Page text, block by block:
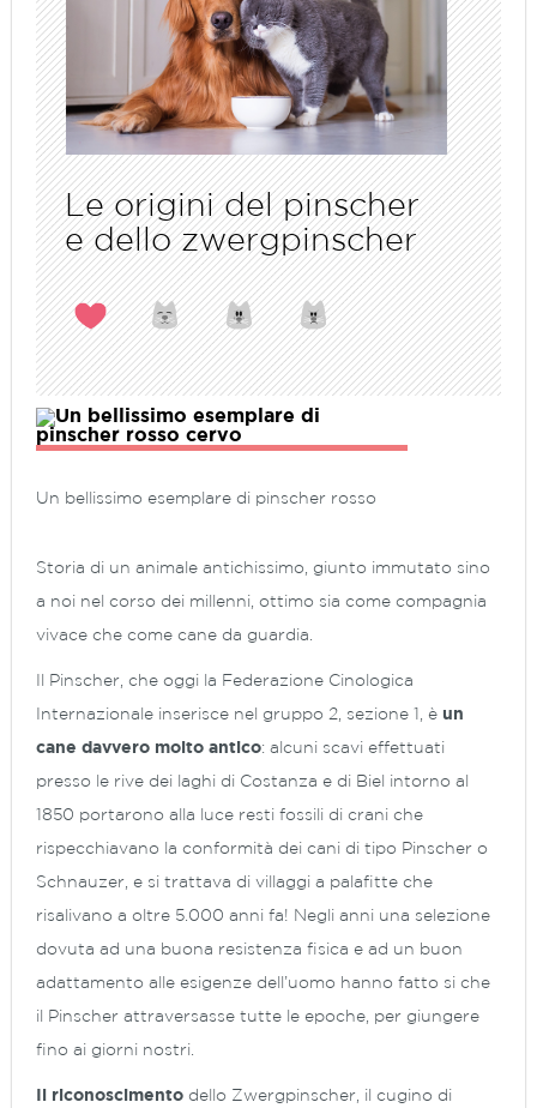
Le origini del pinscher
e dello zwergpinscher
Un bellissimo esemplare di pinscher rosso
Storia di un animale antichissimo, giunto immutato sino
a noi nel corso dei millenni, ottimo sia come compagnia
vivace che come cane da guardia.
Il Pinscher, che oggi la Federazione Cinologica
Internazionale inserisce nel gruppo 2, sezione 1, è un
cane davvero molto antico: alcuni scavi effettuati
presso le rive dei laghi di Costanza e di Biel intorno al
1850 portarono alla luce resti fossili di crani che
rispecchiavano la conformità dei cani di tipo Pinscher o
Schnauzer, e si trattava di villaggi a palafitte che
risalivano a oltre 5.000 anni fa! Negli anni una selezione
dovuta ad una buona resistenza fisica e ad un buon
adattamento alle esigenze dell’uomo hanno fatto si che
il Pinscher attraversasse tutte le epoche, per giungere
fino ai giorni nostri.
Il riconoscimento dello Zwergpinscher, il cugino di